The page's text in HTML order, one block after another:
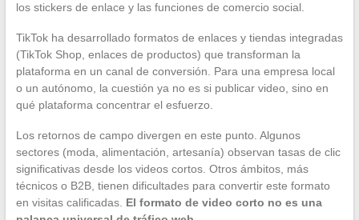
los stickers de enlace y las funciones de comercio social.
TikTok ha desarrollado formatos de enlaces y tiendas integradas
(TikTok Shop, enlaces de productos) que transforman la
plataforma en un canal de conversión. Para una empresa local
o un autónomo, la cuestión ya no es si publicar video, sino en
qué plataforma concentrar el esfuerzo.
Los retornos de campo divergen en este punto. Algunos
sectores (moda, alimentación, artesanía) observan tasas de clic
significativas desde los videos cortos. Otros ámbitos, más
técnicos o B2B, tienen dificultades para convertir este formato
en visitas calificadas. El formato de video corto no es una